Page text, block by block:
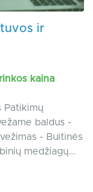
ir
kaina
Patikimų
baldus -
- Buitinės
medžiagų...